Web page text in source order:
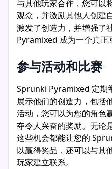
与其他玩家合作，您可以
观众，并激励其他人创建
激发了创造力，并增强了
Pyramixed 成为一个真正
参与活动和比赛
Sprunki Pyramixed 定期
展示他们的创造力，包括
活动，您可以为您的角色
夺令人兴奋的奖励。无论
这些机会都能让您的
以赢得奖品，还可以与其
玩家建立联系。